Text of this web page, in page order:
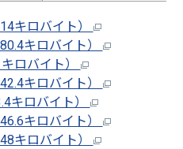
キロバイト）
キロバイト）
ロバイト）
キロバイト）
キロバイト）
キロバイト）
キロバイト）